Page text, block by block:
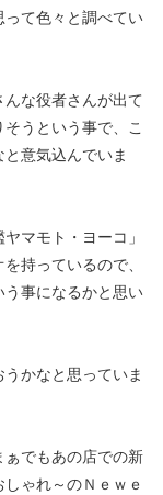
って色々と調べてい
な役者さんが出て
うという事で、こ
意気込んでいま
マモト・ヨーコ」
持っているので、
事になるかと思い
かなと思っていま
でもあの店での新
ゃれ～のＮｅｗｅ